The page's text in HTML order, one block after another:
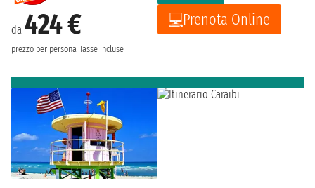
da 424 €
prezzo per persona Tasse incluse
Prenota Online